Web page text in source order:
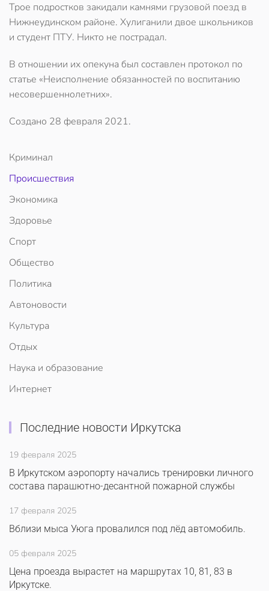
Трое подростков закидали камнями грузовой поезд в
Нижнеудинском районе. Хулиганили двое школьников
и студент ПТУ. Никто не пострадал.
В отношении их опекуна был составлен протокол по
статье «Неисполнение обязанностей по воспитанию
несовершеннолетних».
Создано 28 февраля 2021.
Криминал
Происшествия
Экономика
Здоровье
Спорт
Общество
Политика
Автоновости
Культура
Отдых
Наука и образование
Интернет
Последние новости Иркутска
19 февраля 2025
В Иркутском аэропорту начались тренировки личного
состава парашютно-десантной пожарной службы
17 февраля 2025
Вблизи мыса Уюга провалился под лёд автомобиль.
05 февраля 2025
Цена проезда вырастет на маршрутах 10, 81, 83 в
Иркутске.